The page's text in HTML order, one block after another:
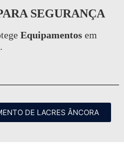
SEGURANÇA
Equipamentos em
.
DE LACRES ÂNCORA